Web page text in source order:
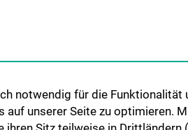
Himberg Neubau
Medizinischen
notwendig für die
unserer Seite zu optimieren.